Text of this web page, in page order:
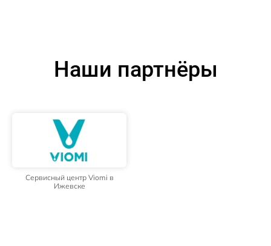
Наши партнёры
Сервисный центр Viomi в
Ижевске